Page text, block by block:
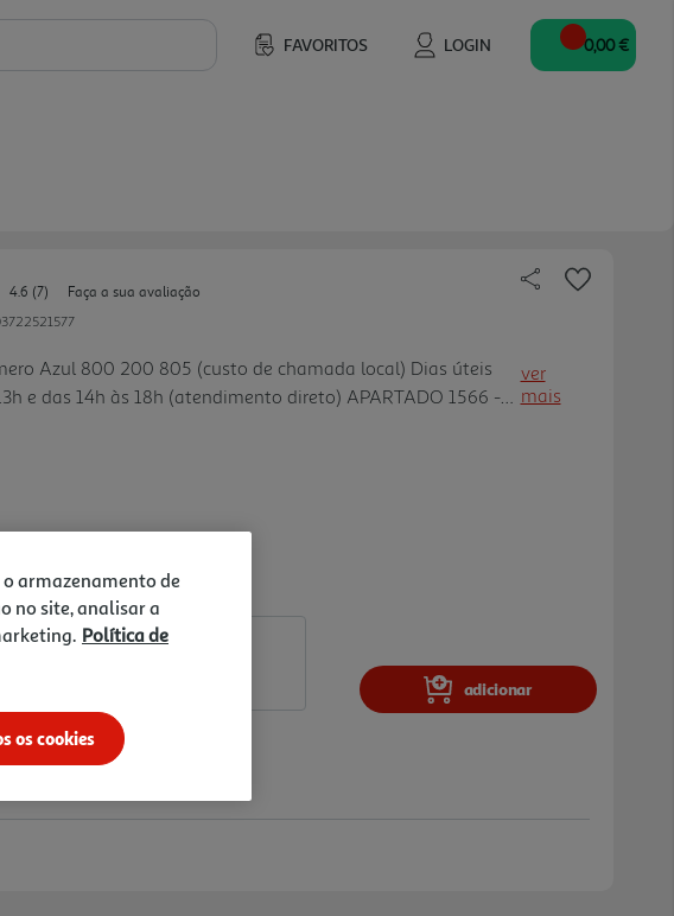
FAVORITOS LOGIN 0,00 €
4.6 Leu
7
Link
para
a
(7)
Faça a sua avaliação
Azul 800 200 805 (custo de chamada local) Dias úteis
e das 14h às 18h (atendimento direto) APARTADO 1566 -
cnamimosa@lactogal.pt
ver
mais
adicionar
o armazenamento de
no site, analisar a
Política de
os cookies